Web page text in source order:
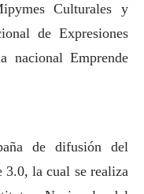
Culturales y
de Expresiones
nacional Emprende
de difusión del
3.0, la cual se realiza